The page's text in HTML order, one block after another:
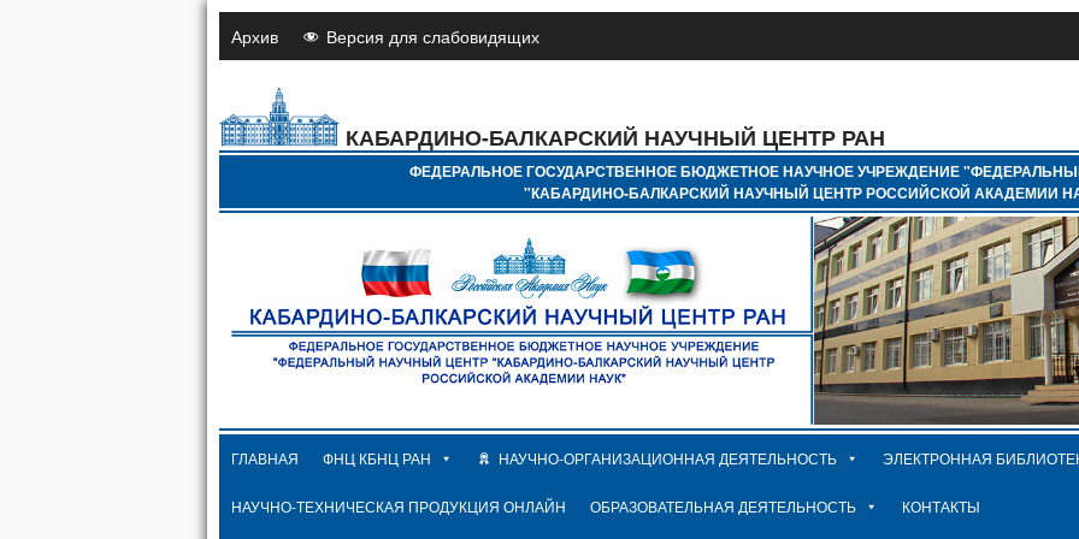
Архив Версия для слабовидящих
КАБАРДИНО-БАЛКАРСКИЙ НАУЧНЫЙ ЦЕНТР РАН
ФЕДЕРАЛЬНОЕ ГОСУДАРСТВЕННОЕ БЮДЖЕТНОЕ НАУЧНОЕ УЧРЕЖДЕНИЕ
"КАБАРДИНО-БАЛКАРСКИЙ НАУЧНЫЙ ЦЕНТР РОССИЙСКОЙ АКАДЕМИИ
ГЛАВНАЯ ФНЦ КБНЦ РАН НАУЧНО-ОРГАНИЗАЦИОННАЯ ДЕЯТЕЛЬНОСТЬ ЭЛЕКТРОННАЯ
НАУЧНО-ТЕХНИЧЕСКАЯ ПРОДУКЦИЯ ОНЛАЙН ОБРАЗОВАТЕЛЬНАЯ ДЕЯТЕЛЬНОСТЬ КОНТАКТЫ